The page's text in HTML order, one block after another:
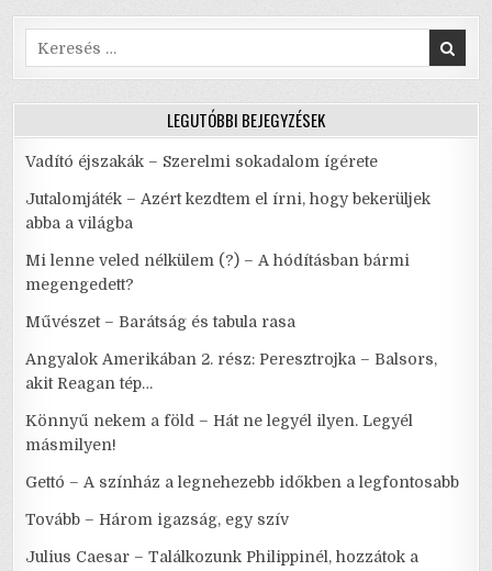
k
–
KARCOLÁSOK
Search
for:
LEGUTÓBBI BEJEGYZÉSEK
Vadító éjszakák – Szerelmi sokadalom ígérete
Jutalomjáték – Azért kezdtem el írni, hogy bekerüljek
abba a világba
Mi lenne veled nélkülem (?) – A hódításban bármi
megengedett?
Művészet – Barátság és tabula rasa
Angyalok Amerikában 2. rész: Peresztrojka – Balsors,
akit Reagan tép…
Könnyű nekem a föld – Hát ne legyél ilyen. Legyél
másmilyen!
Gettó – A színház a legnehezebb időkben a legfontosabb
Tovább – Három igazság, egy szív
Julius Caesar – Találkozunk Philippinél, hozzátok a